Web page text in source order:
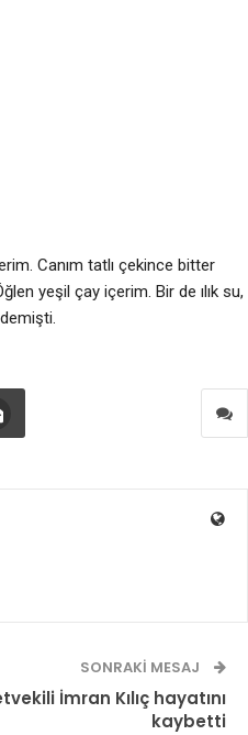
Canım tatlı çekince bitter
yeşil çay içerim. Bir de ılık su,
demişti.
SONRAKI MESAJ
İmran Kılıç hayatını
kaybetti